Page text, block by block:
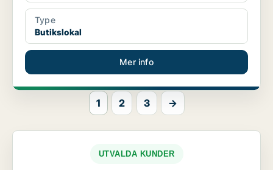
Type
Butikslokal
Mer info
1 2 3 →
UTVALDA KUNDER